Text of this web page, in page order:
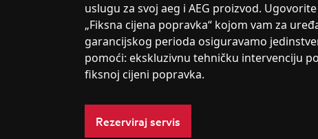
uslugu za svoj aeg i AEG proizvod.
„Fiksna cijena popravka“ kojom vam za
garancijskog perioda osiguravamo
pomoći: ekskluzivnu tehničku intervenciju po
fiksnoj cijeni popravka.
Rezerviraj servis